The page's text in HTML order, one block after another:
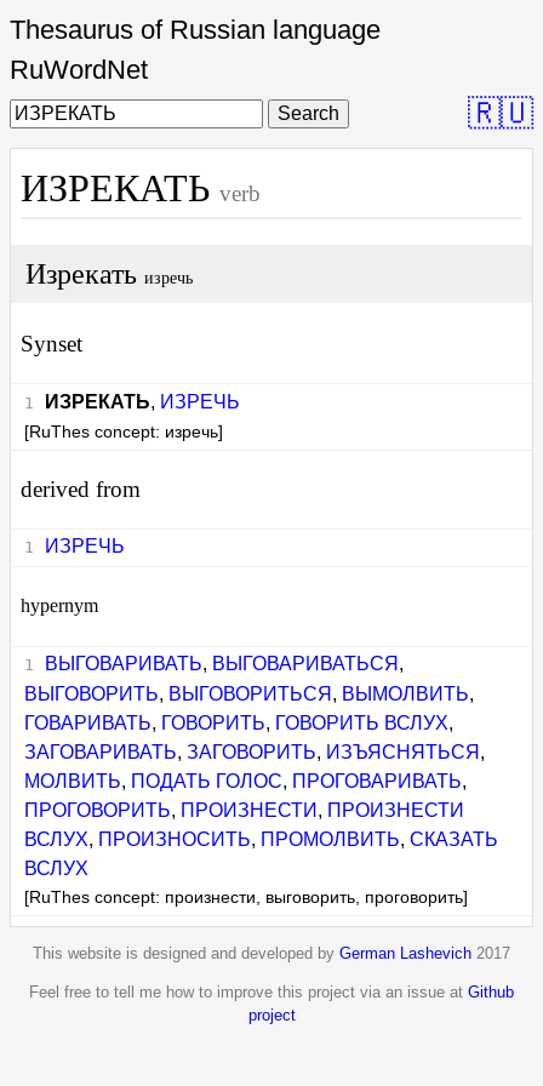
Thesaurus of Russian language
RuWordNet
Search 🇷🇺
ИЗРЕКАТЬ verb
Изрекать изречь
Synset
ИЗРЕКАТЬ, ИЗРЕЧЬ
[RuThes concept: изречь]
derived from
ИЗРЕЧЬ
hypernym
ВЫГОВАРИВАТЬ, ВЫГОВАРИВАТЬСЯ ,
ВЫГОВОРИТЬ, ВЫГОВОРИТЬСЯ , ВЫМОЛВИТЬ,
ГОВАРИВАТЬ, ГОВОРИТЬ, ГОВОРИТЬ ВСЛУХ,
ЗАГОВАРИВАТЬ,ЗАГОВОРИТЬ, ИЗЪЯСНЯТЬСЯ ,
МОЛВИТЬ, ПОДАТЬ ГОЛОС, ПРОГОВАРИВАТЬ,
ПРОГОВОРИТЬ, ПРОИЗНЕСТИ , ПРОИЗНЕСТИ
ВСЛУХ, ПРОИЗНОСИТЬ, ПРОМОЛВИТЬ,СКАЗАТЬ
ВСЛУХ
[RuThes concept: произнести, выговорить, проговорить]
This website is designed and developed by German Lashevich 2017
Feel free to tell me how to improve this project via an issue at Github
project